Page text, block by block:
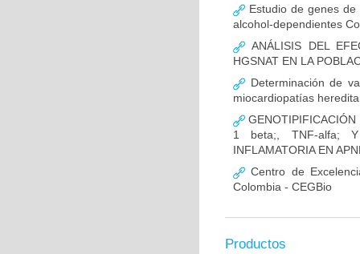
Estudio de genes
alcohol-dependientes
ANÁLISIS DEL
HGSNAT EN LA
Determinación de
miocardiopatías
GENOTIPIFICACIÓN
1 beta;, TNF-alfa; Y
INFLAMATORIA EN
Centro de
Colombia - CEGBio
Productos